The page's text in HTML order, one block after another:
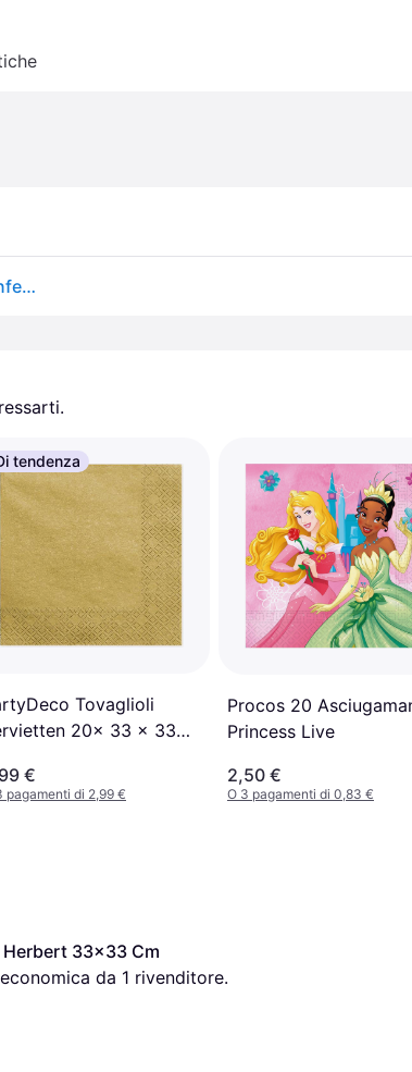
Broste Copenhagen Tovaglioli di carta Herbert 33x33 cm confezione da 20 Desert sage-off white
tendenza
Tovaglioli
20x 33 x 33
€
pagamenti di 2,99 €
Procos 20
Princess Live
2,50 €
O 3 pagamenti di 0,83 €
33x33 Cm
da 1 rivenditore.